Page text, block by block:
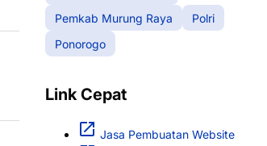
Pemkab Murung Raya
Polri
Ponorogo
Link Cepat
Jasa Pembuatan Website